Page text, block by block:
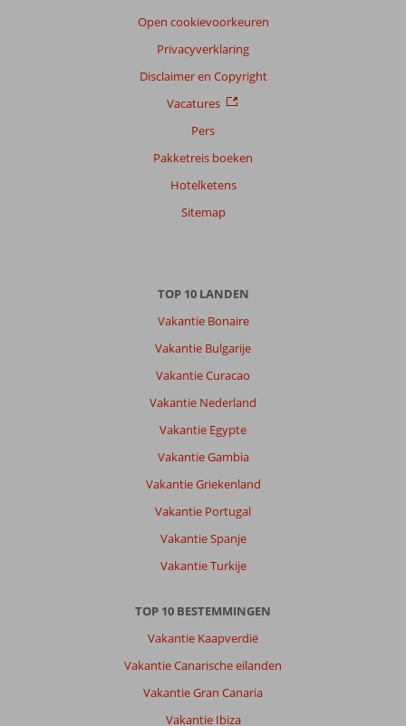
Open cookievoorkeuren
Privacyverklaring
Disclaimer en Copyright
Vacatures
Pers
Pakketreis boeken
Hotelketens
Sitemap
TOP 10 LANDEN
Vakantie Bonaire
Vakantie Bulgarije
Vakantie Curacao
Vakantie Nederland
Vakantie Egypte
Vakantie Gambia
Vakantie Griekenland
Vakantie Portugal
Vakantie Spanje
Vakantie Turkije
TOP 10 BESTEMMINGEN
Vakantie Kaapverdië
Vakantie Canarische eilanden
Vakantie Gran Canaria
Vakantie Ibiza